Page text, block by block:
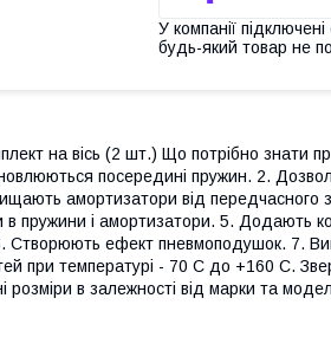
У компанії
будь-який товар не
на вісь (2 шт.) Що потрібно знати
посередині пружин. 2.
амортизатори від передчасного
в пружини і амортизатори. 5. Додають
Створюють ефект пневмоподушок. 7.
при температурі - 70 С до +160 С.
розміри в залежності від марки та